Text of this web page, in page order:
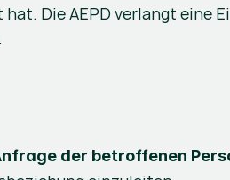
Die AEPD verlangt eine
der betroffenen